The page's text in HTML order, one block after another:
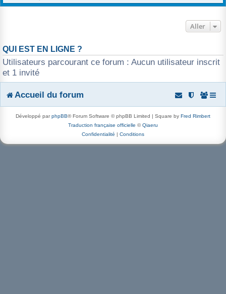
r
r
Aller
QUI EST EN LIGNE ?
Utilisateurs parcourant ce forum : Aucun utilisateur inscrit
et 1 invité
Accueil du forum
Développé parphpBB® Forum Software © phpBB Limited | Square by Fred Rimbert
Traduction française officielle ©Qiaeru
Confidentialité | Conditions